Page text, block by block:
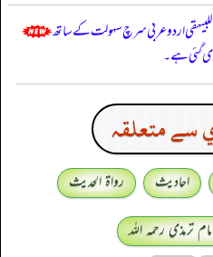
للبيهقي اردو عربی سرچ سہولت کے ساتھ
گئی ہے۔
سے متعلقہ
احادیث
رواۃ الحدیث
ترمذی رحمہ اللہ